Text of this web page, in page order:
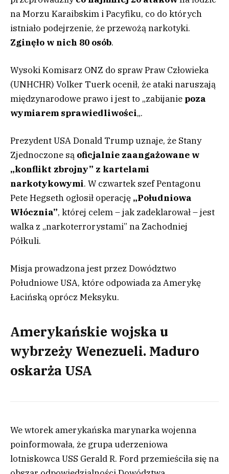
na Morzu Karaibskim i Pacyfiku, co do których
istniało podejrzenie, że przewożą narkotyki.
Zginęło w nich 80 osób.
Wysoki Komisarz ONZ do spraw Praw Człowieka
(UNHCHR) Volker Tuerk ocenił, że ataki naruszają
międzynarodowe prawo i jest to „zabijanie poza
wymiarem sprawiedliwości„.
Prezydent USA Donald Trump uznaje, że Stany
Zjednoczone są oficjalnie zaangażowane w
„konflikt zbrojny” z kartelami
narkotykowymi. W czwartek szef Pentagonu
Pete Hegseth ogłosił operację „Południowa
Włócznia”, której celem – jak zadeklarował – jest
walka z „narkoterrorystami” na Zachodniej
Półkuli.
Misja prowadzona jest przez Dowództwo
Południowe USA, które odpowiada za Amerykę
Łacińską oprócz Meksyku.
Amerykańskie wojska u
wybrzeży Wenezueli. Maduro
oskarża USA
We wtorek amerykańska marynarka wojenna
poinformowała, że grupa uderzeniowa
lotniskowca USS Gerald R. Ford przemieściła się na